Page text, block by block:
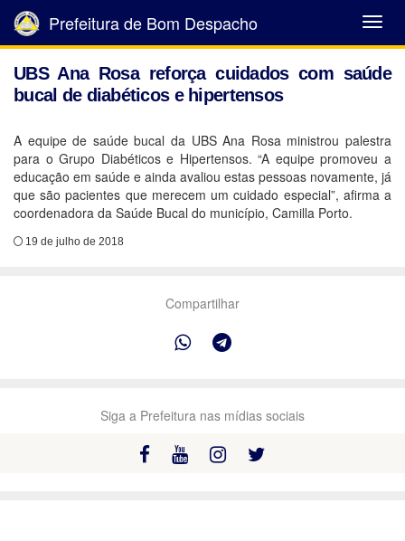
Abrir
Menu
Prefeitura de Bom Despacho
UBS Ana Rosa reforça cuidados com saúde
bucal de diabéticos e hipertensos
A equipe de saúde bucal da UBS Ana Rosa ministrou palestra
para o Grupo Diabéticos e Hipertensos. “A equipe promoveu a
educação em saúde e ainda avaliou estas pessoas novamente, já
que são pacientes que merecem um cuidado especial”, afirma a
coordenadora da Saúde Bucal do município, Camilla Porto.
19 de julho de 2018
Compartilhar
Siga a Prefeitura nas mídias sociais